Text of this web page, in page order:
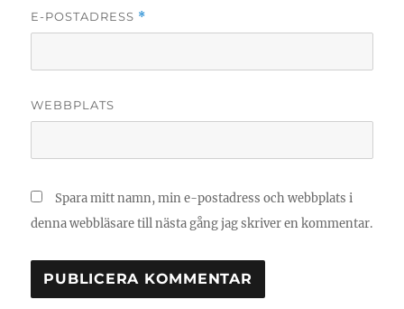
E-POSTADRESS *
WEBBPLATS
Spara mitt namn, min e-postadress och webbplats i
denna webbläsare till nästa gång jag skriver en kommentar.